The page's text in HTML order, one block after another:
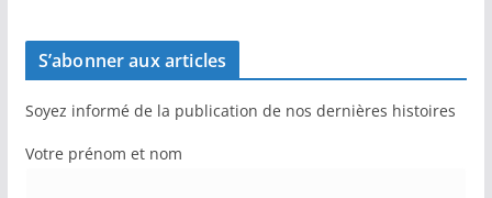
S’abonner aux articles
Soyez informé de la publication de nos dernières histoires
Votre prénom et nom